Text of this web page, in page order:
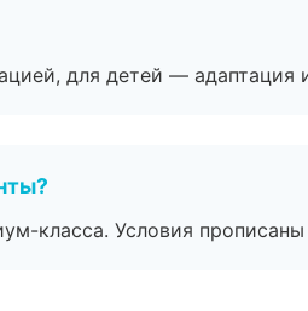
для детей — адаптация
класса. Условия прописаны